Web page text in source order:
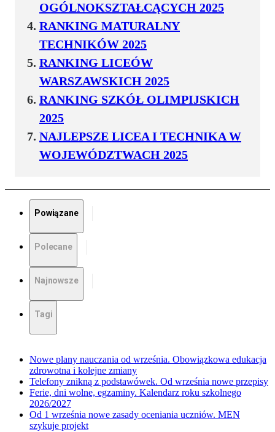
OGÓLNOKSZTAŁCĄCYCH 2025
RANKING MATURALNY
TECHNIKÓW 2025
RANKING LICEÓW
WARSZAWSKICH 2025
RANKING SZKÓŁ OLIMPIJSKICH
2025
NAJLEPSZE LICEA I TECHNIKA W
WOJEWÓDZTWACH 2025
Powiązane
Polecane
Najnowsze
Tagi
Nowe plany nauczania od września. Obowiązkowa edukacja
zdrowotna i kolejne zmiany
Telefony znikną z podstawówek. Od września nowe przepisy
Ferie, dni wolne, egzaminy. Kalendarz roku szkolnego
2026/2027
Od 1 września nowe zasady oceniania uczniów. MEN
szykuje projekt